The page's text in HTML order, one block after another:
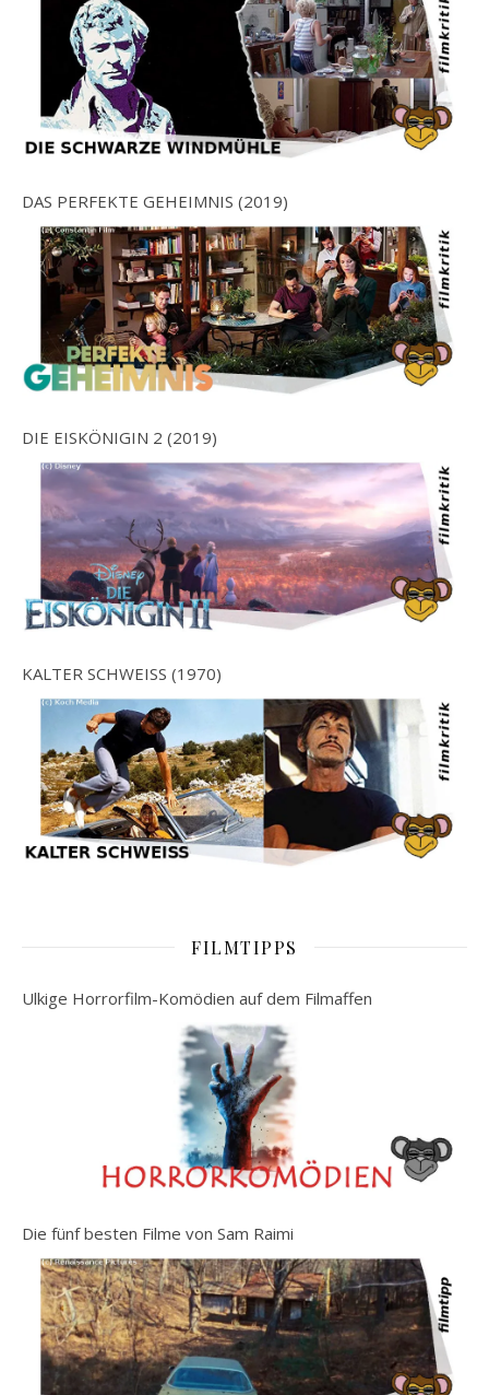
DAS PERFEKTE GEHEIMNIS (2019)
DIE EISKÖNIGIN 2 (2019)
KALTER SCHWEISS (1970)
FILMTIPPS
Ulkige Horrorfilm-Komödien auf dem Filmaffen
Die fünf besten Filme von Sam Raimi